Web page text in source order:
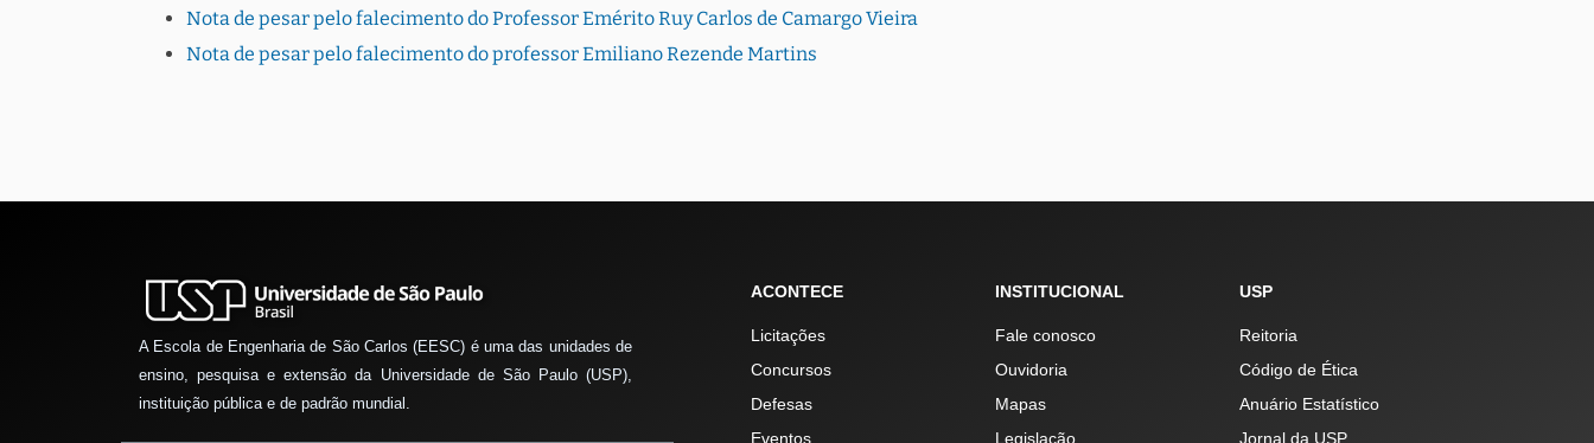
Nota de pesar pelo falecimento do Professor Emérito Ruy Carlos de Camargo Vieira
Nota de pesar pelo falecimento do professor Emiliano Rezende Martins
A Escola de Engenharia de São Carlos (EESC) é uma das unidades de
ensino, pesquisa e extensão da Universidade de São Paulo (USP),
instituição pública e de padrão mundial.
ACONTECE
Licitações
Concursos
Defesas
Eventos
INSTITUCIONAL
Fale conosco
Ouvidoria
Mapas
Legislação
USP
Reitoria
Código de Ética
Anuário Estatístico
Jornal da USP